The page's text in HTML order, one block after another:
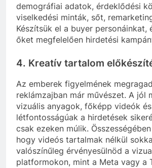
demográfiai adatok, érdeklődési
viselkedési minták, sőt,
Készítsük el a buyer personáinkat,
őket megfelelően hirdetési
4. Kreatív tartalom
Az emberek figyelmének
reklámzajban már művészet. A jól
vizuális anyagok, főképp videók
létfontosságúak a hirdetések
csak ezeken múlik.
hogy videós tartalmak nélkül
valószínűleg érvényesülnöd a
platformokon, mint a Meta vagy a